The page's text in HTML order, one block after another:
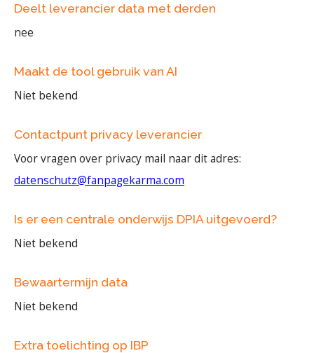
Deelt leverancier data met derden
nee
Maakt de tool gebruik van AI
Niet bekend
Contactpunt privacy leverancier
Voor vragen over privacy mail naar dit adres:
datenschutz@fanpagekarma.com
Is er een centrale onderwijs DPIA uitgevoerd?
Niet bekend
Bewaartermijn data
Niet bekend
Extra toelichting op IBP